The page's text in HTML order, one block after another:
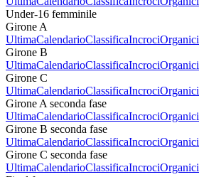
Under-16 femminile
Girone A
UltimaCalendarioClassificaIncrociOrganici
Girone B
UltimaCalendarioClassificaIncrociOrganici
Girone C
UltimaCalendarioClassificaIncrociOrganici
Girone A seconda fase
UltimaCalendarioClassificaIncrociOrganici
Girone B seconda fase
UltimaCalendarioClassificaIncrociOrganici
Girone C seconda fase
UltimaCalendarioClassificaIncrociOrganici